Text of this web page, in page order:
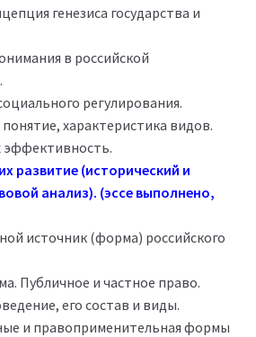
генезиса государства и
в российской
регулирования.
характеристика видов.
эффективность.
развитие (исторический и
анализ). (эссе выполнено,
источник (форма) российского
Публичное и частное право.
его состав и виды.
и правоприменительная формы